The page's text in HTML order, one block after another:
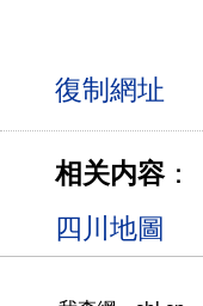
相关内容：
四川地圖